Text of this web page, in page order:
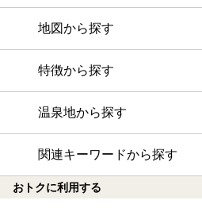
地図から探す
特徴から探す
温泉地から探す
関連キーワードから探す
おトクに利用する